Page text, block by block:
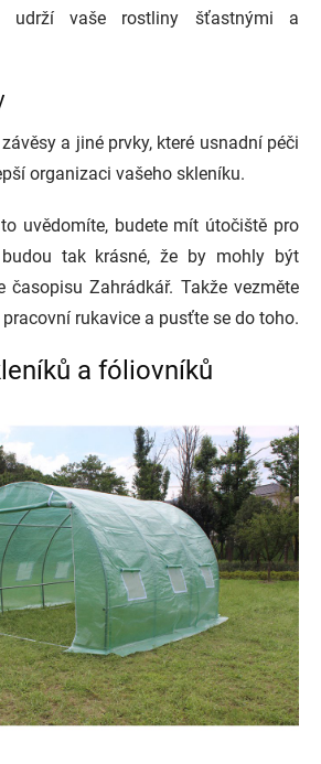
udrží vaše rostliny šťastnými a
a jiné prvky, které usnadní péči
organizaci vašeho skleníku.
uvědomíte, budete mít útočiště pro
tak krásné, že by mohly být
časopisu Zahrádkář. Takže vezměte
rukavice a pusťte se do toho.
a fóliovníků